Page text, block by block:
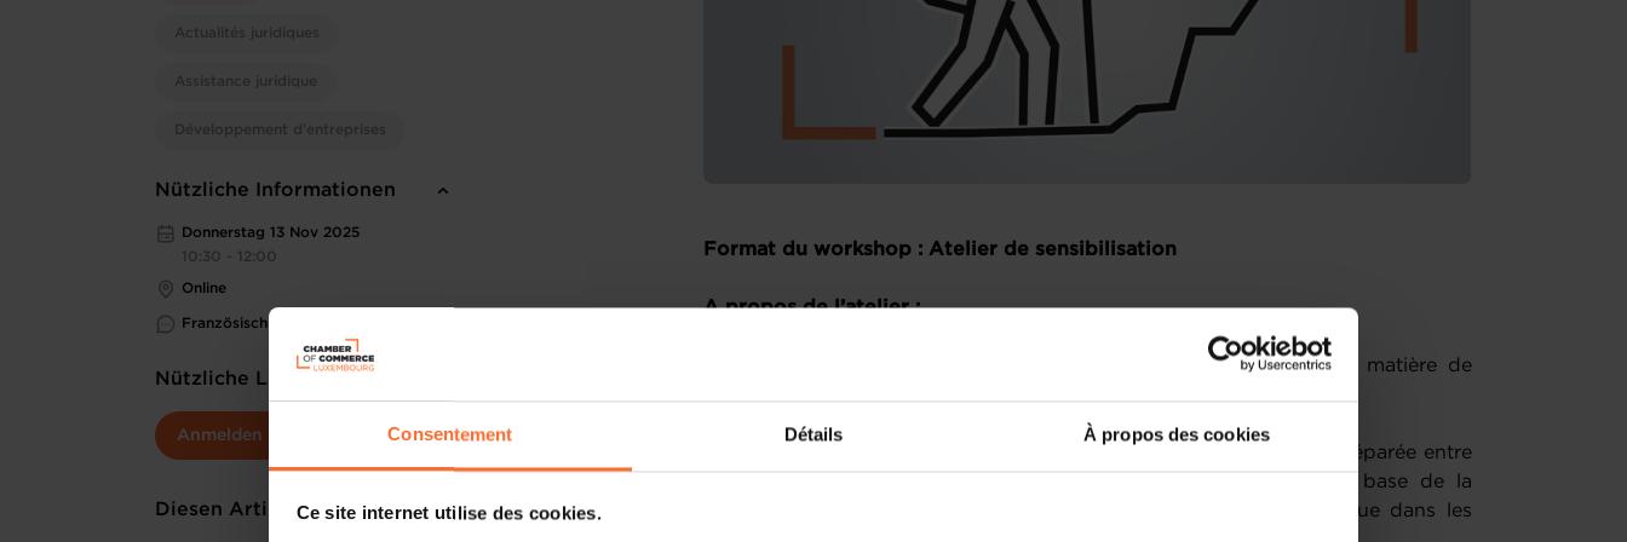
Consentement Détails À propos des cookies
Ce site internet utilise des cookies.
Actualités juridiques
Assistance juridique
Développement d'entreprises
Nützliche Informationen
Donnerstag 13 Nov 2025
10:30 - 12:00
Online
Französisch
Nützliche Links
Anmelden
Diesen Artikel teilen
Format du workshop : Atelier de sensibilisation
A propos de l’atelier :
L’objectif du workshop est d’exposer les principes applicables en matière de
À côté des conditions particulières qui sont négociées de manière séparée entre
les parties à un contrat, les conditions générales constituent la base de la
relation entre parties, et ceci aussi bien dans les relations B2B que dans les